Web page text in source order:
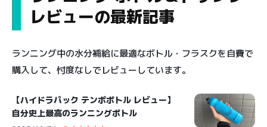
レビューの最新記事
ランニング中の水分補給に最適なボトル・フラスクを自費で
購入して、忖度なしでレビューしています。
【ハイドラパック テンポボトル レビュー】
自分史上最高のランニングボトル